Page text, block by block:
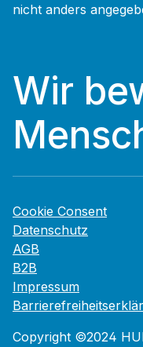
nicht anders
Wir
Cookie Consent
Datenschutz
AGB
B2B
Impressum
Copyright ©2024